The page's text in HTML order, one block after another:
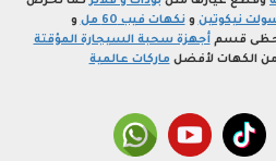
نيكوتين ونكهات فيب 60 مل
و
قسمأجهزة سحبة السيجارة المؤقتة
الكهات لأفضل ماركات عالمية